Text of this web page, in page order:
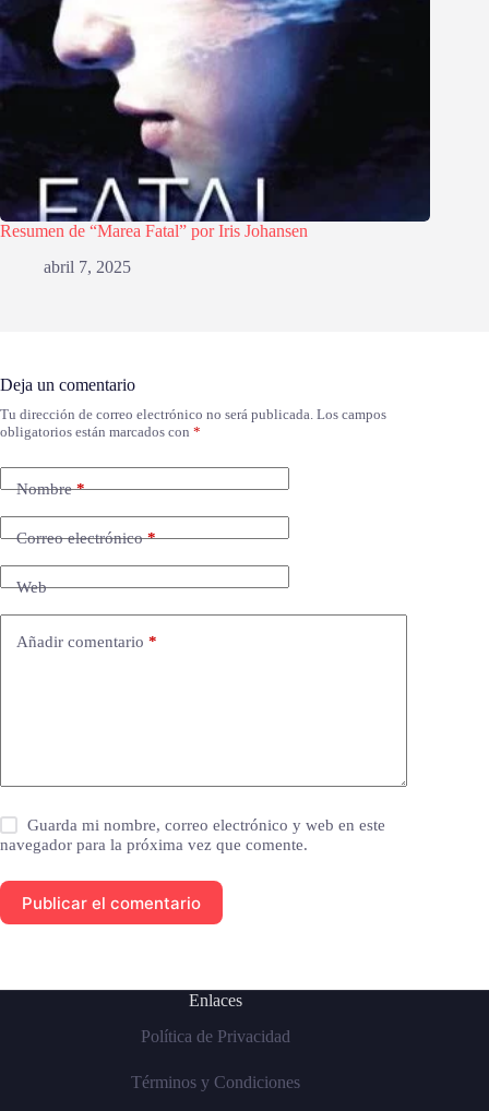
Resumen de “Marea Fatal” por Iris Johansen
abril 7, 2025
Deja un comentario
Tu dirección de correo electrónico no será publicada. Los campos
obligatorios están marcados con *
Nombre*
Correo electrónico*
Web
Añadir comentario *
Guarda mi nombre, correo electrónico y web en este
navegador para la próxima vez que comente.
Publicar el comentario
Enlaces
Política de Privacidad
Términos y Condiciones